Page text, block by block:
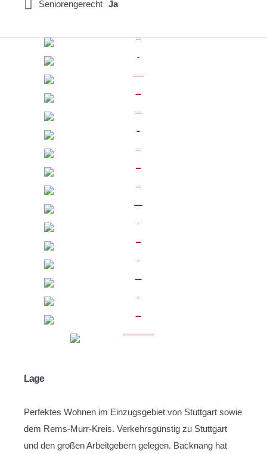
Seniorengerecht Ja
Lage
Perfektes Wohnen im Einzugsgebiet von Stuttgart sowie
dem Rems-Murr-Kreis. Verkehrsgünstig zu Stuttgart
und den großen Arbeitgebern gelegen. Backnang hat